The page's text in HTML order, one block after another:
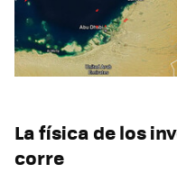
La física de los
corre